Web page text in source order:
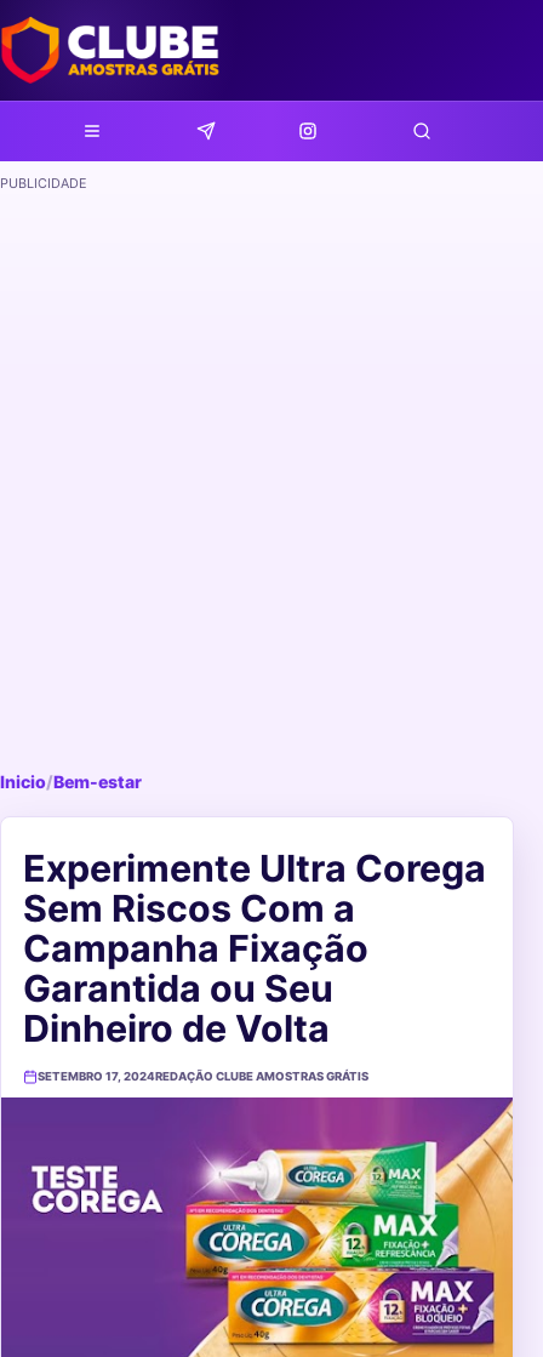
PUBLICIDADE
Inicio/Bem-estar
Experimente Ultra Corega
Sem Riscos Com a
Campanha Fixação
Garantida ou Seu
Dinheiro de Volta
SETEMBRO 17, 2024REDAÇÃO CLUBE AMOSTRAS GRÁTIS